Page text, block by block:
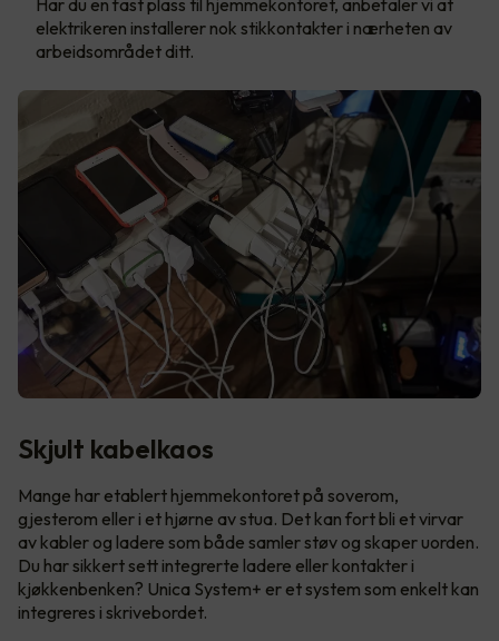
elektrikeren installerer nok stikkontakter i nærheten av
arbeidsområdet ditt.
Skjult kabelkaos
Mange har etablert hjemmekontoret på soverom,
gjesterom eller i et hjørne av stua. Det kan fort bli et virvar
av kabler og ladere som både samler støv og skaper uorden.
Du har sikkert sett integrerte ladere eller kontakter i
kjøkkenbenken? Unica System+ er et system som enkelt kan
integreres i skrivebordet.